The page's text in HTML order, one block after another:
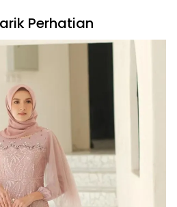
Perhatian